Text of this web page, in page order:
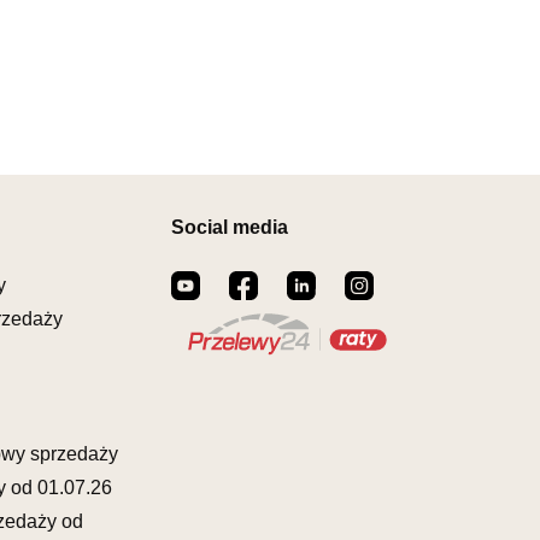
orion@wphw.pl
Najniższa cena sprzedawcy z
TED
4
sprzedaży
od 01.07.26
od
Social media